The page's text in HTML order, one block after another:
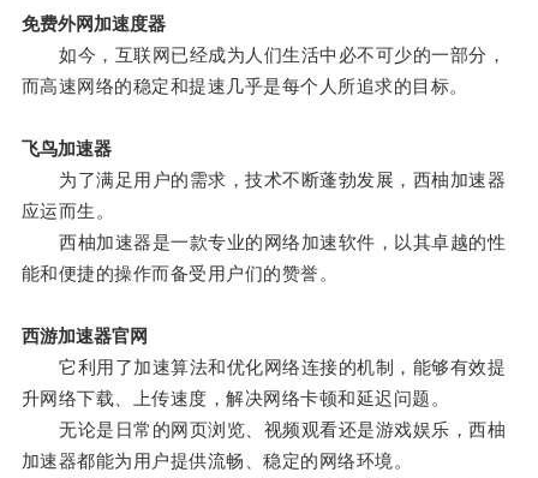
免费外网加速度器
如今，互联网已经成为人们生活中必不可少的一部分，
而高速网络的稳定和提速几乎是每个人所追求的目标。
飞鸟加速器
为了满足用户的需求，技术不断蓬勃发展，西柚加速器
应运而生。
西柚加速器是一款专业的网络加速软件，以其卓越的性
能和便捷的操作而备受用户们的赞誉。
西游加速器官网
它利用了加速算法和优化网络连接的机制，能够有效提
升网络下载、上传速度，解决网络卡顿和延迟问题。
无论是日常的网页浏览、视频观看还是游戏娱乐，西柚
加速器都能为用户提供流畅、稳定的网络环境。